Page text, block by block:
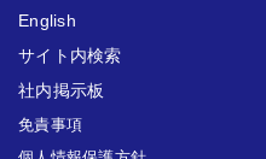
English
サイト内検索
社内掲示板
免責事項